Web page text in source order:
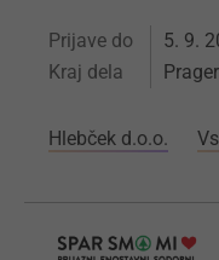
Prijave do 5. 9.
Kraj dela
Hlebček d.o.o.